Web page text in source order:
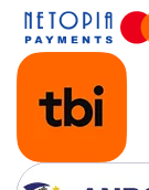
Birouri
Scaune birou
Camera
Mese si scaune
Fotolii pentru